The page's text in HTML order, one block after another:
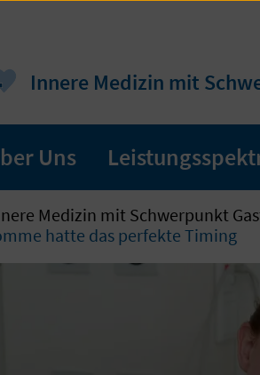
Innere Medizin mit
Uns
Medizin mit Schwerpunkt
hatte das perfekte Timing